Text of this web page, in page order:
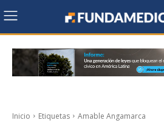
Inicio Etiquetas Amable Angamarca